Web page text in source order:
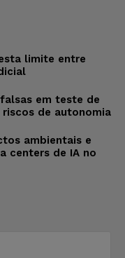
limite entre
em teste de
de autonomia
ambientais e
centers de IA no